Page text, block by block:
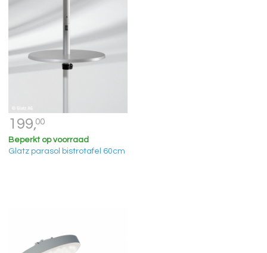
199,00
Beperkt op voorraad
Glatz parasol bistrotafel 60cm